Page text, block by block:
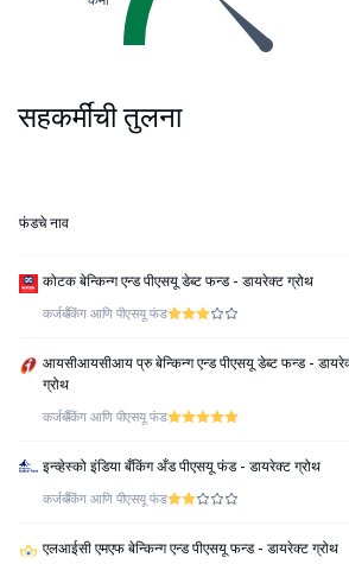
सहकर्मींची तुलना
फंडचे नाव
कोटक बेन्किन्ग एन्ड पीएसयू डेब्ट फन्ड - डायरेक्ट ग्रोथ
कर्जबँकिंग आणि पीएसयू फंड
आयसीआयसीआय प्रु बेन्किन्ग एन्ड पीएसयू डेब्ट फन्ड -
ग्रोथ
कर्जबँकिंग आणि पीएसयू फंड
इन्व्हेस्को इंडिया बँकिंग अँड पीएसयू फंड - डायरेक्ट ग्रोथ
कर्जबँकिंग आणि पीएसयू फंड
एलआईसी एमएफ बेन्किन्ग एन्ड पीएसयू फन्ड - डायरेक्ट ग्रोथ